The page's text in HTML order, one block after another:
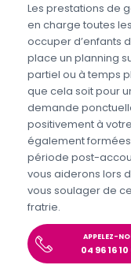
Les prestations de
en charge toutes
occuper d’enfants
place un planning
partiel ou à temps
que cela soit pour
demande
positivement à
également
période post-
vous aiderons lors
vous soulager de
fratrie.
APPELEZ-
04 96 16